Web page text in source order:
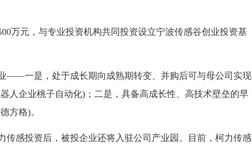
元，与专业投资机构共同投资设立宁波传感谷创业投资基
一是，处于成长期向成熟期转变、并购后可与母公司实现
人企业桃子自动化)；二是，具备高成长性、高技术壁垒的早
方格)。
感投资后，被投企业还将入驻公司产业园。目前，柯力传感